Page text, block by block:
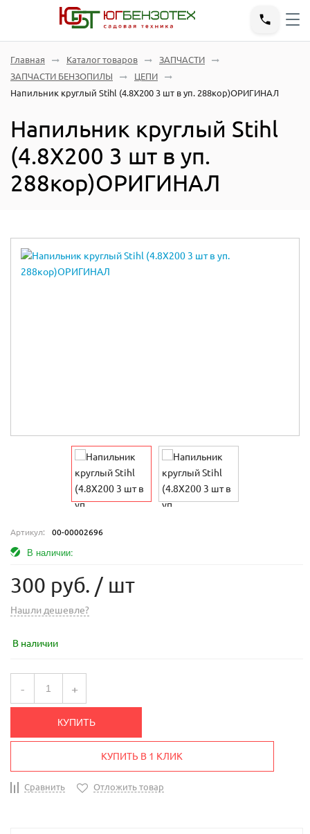
Главная Каталог товаров
ЗАПЧАСТИ
ЗАПЧАСТИ БЕНЗОПИЛЫ
ЦЕПИ
Напильник круглый Stihl (4.8X200 3 шт в уп. 288кор)ОРИГИНАЛ
Напильник круглый Stihl
(4.8X200 3 шт в уп.
288кор)ОРИГИНАЛ
Артикул: 00-00002696
В наличии:
300 руб. / шт
Нашли дешевле?
В наличии
- +
КУПИТЬ
КУПИТЬ В 1 КЛИК
Сравнить Отложить товар